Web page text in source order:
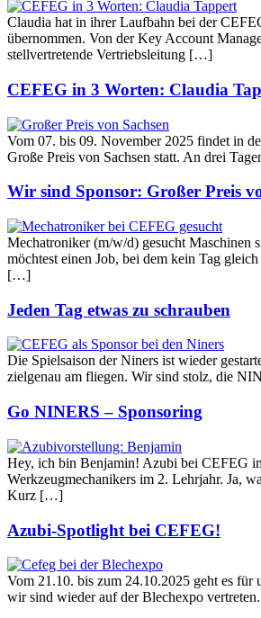
Claudia hat in ihrer Laufbahn bei der
übernommen. Von der Key Account
stellvertretende Vertriebsleitung […]
CEFEG in 3 Worten: Claudia
Vom 07. bis 09. November 2025 findet in
Große Preis von Sachsen statt. An drei
Wir sind Sponsor: Großer Preis
Mechatroniker (m/w/d) gesucht Maschinen
möchtest einen Job, bei dem kein Tag
[…]
Jeden Tag etwas zu schrauben
Die Spielsaison der Niners ist wieder
zielgenau am fliegen. Wir sind stolz, die
Go NINERS – Sponsoring
Hey, ich bin Benjamin! Azubi bei CEFEG
Werkzeugmechanikers im 2. Lehrjahr. Ja,
Kurz […]
Azubi-Spotlight bei CEFEG!
Vom 21.10. bis zum 24.10.2025 geht es für
wir sind wieder auf der Blechexpo